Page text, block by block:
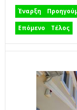
Έναρξη
Επόμενο
Τέλος